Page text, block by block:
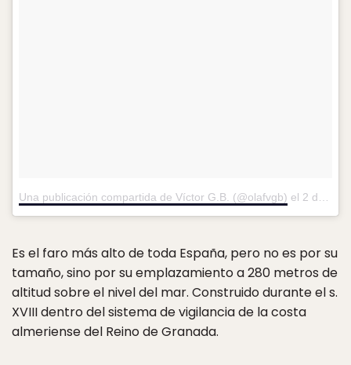
Una publicación compartida de Víctor G.B. (@olafvgb) el 2 de Sep de 2014 a la(s) 9:25 PDT
Es el faro más alto de toda España, pero no es por su
tamaño, sino por su emplazamiento a 280 metros de
altitud sobre el nivel del mar. Construido durante el s.
XVIII dentro del sistema de vigilancia de la costa
almeriense del Reino de Granada.